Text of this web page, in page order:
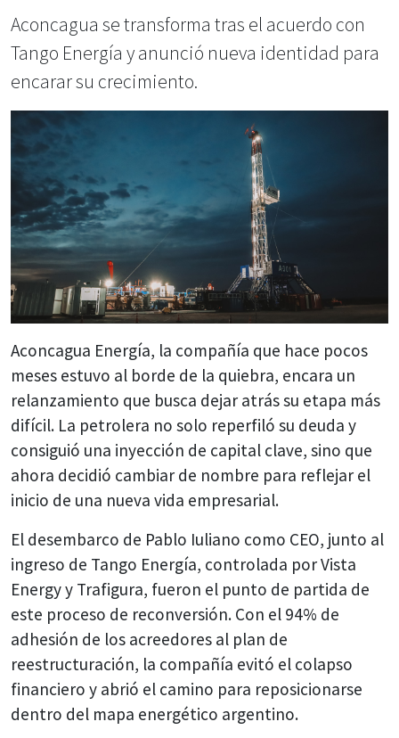
Aconcagua se transforma tras el acuerdo con
Tango Energía y anunció nueva identidad para
encarar su crecimiento.
Aconcagua Energía, la compañía que hace pocos
meses estuvo al borde de la quiebra, encara un
relanzamiento que busca dejar atrás su etapa más
difícil. La petrolera no solo reperfiló su deuda y
consiguió una inyección de capital clave, sino que
ahora decidió cambiar de nombre para reflejar el
inicio de una nueva vida empresarial.
El desembarco de Pablo Iuliano como CEO, junto al
ingreso de Tango Energía, controlada por Vista
Energy y Trafigura, fueron el punto de partida de
este proceso de reconversión. Con el 94% de
adhesión de los acreedores al plan de
reestructuración, la compañía evitó el colapso
financiero y abrió el camino para reposicionarse
dentro del mapa energético argentino.